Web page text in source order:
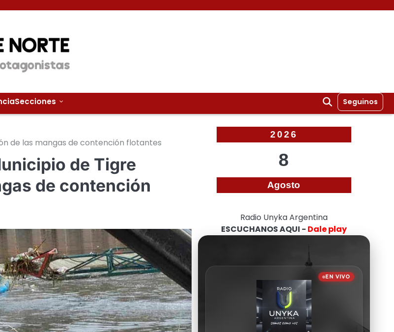
Secciones Seguinos
de las mangas de contención flotantes
de Tigre
de contención
2026
8
Agosto
Radio Unyka Argentina
ESCUCHANOS AQUI - Dale play